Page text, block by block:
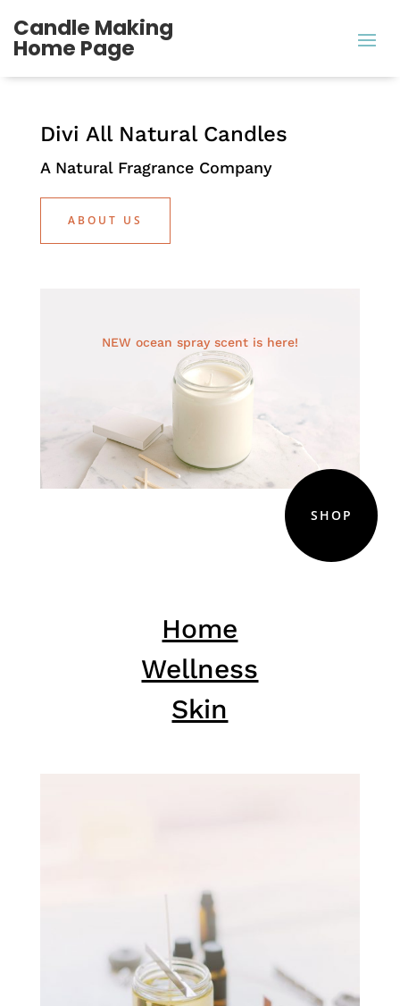
Candle Making
Home Page
Divi All Natural Candles
A Natural Fragrance Company
ABOUT US
NEW ocean spray scent is here!
SHOP
Home
Wellness
Skin